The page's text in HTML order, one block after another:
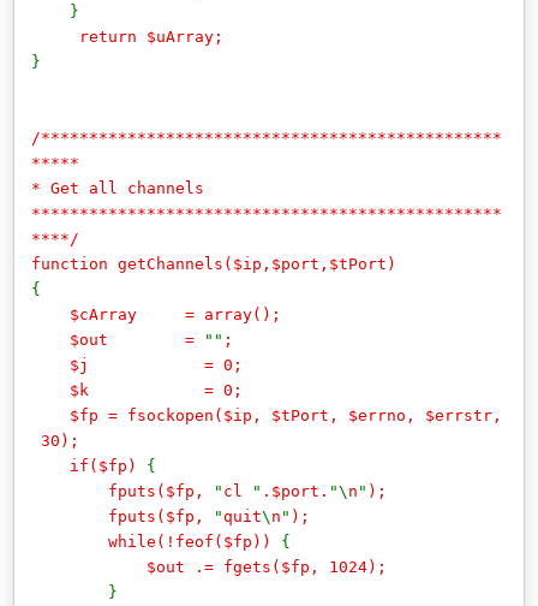
}
return $uArray;
}
/************************************************
*****
* Get all channels
*************************************************
****/
function getChannels($ip,$port,$tPort)
{
$cArray = array();
$out =
"" ;
$j = 0;
$k = 0;
$fp = fsockopen($ip, $tPort, $errno, $errstr,
30);
if($fp) {
fputs($fp,
" cl " .$port. "\ n " );
fputs($fp,
"quit\ n " );
while(!feof($fp)) {
$out .= fgets($fp, 1024);
}